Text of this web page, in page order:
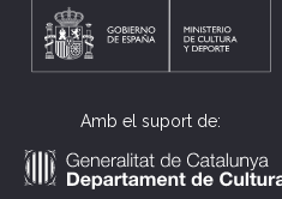
Amb el suport de: